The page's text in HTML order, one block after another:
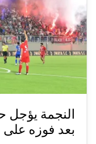
النجمة يؤجل
بعد فوزه على